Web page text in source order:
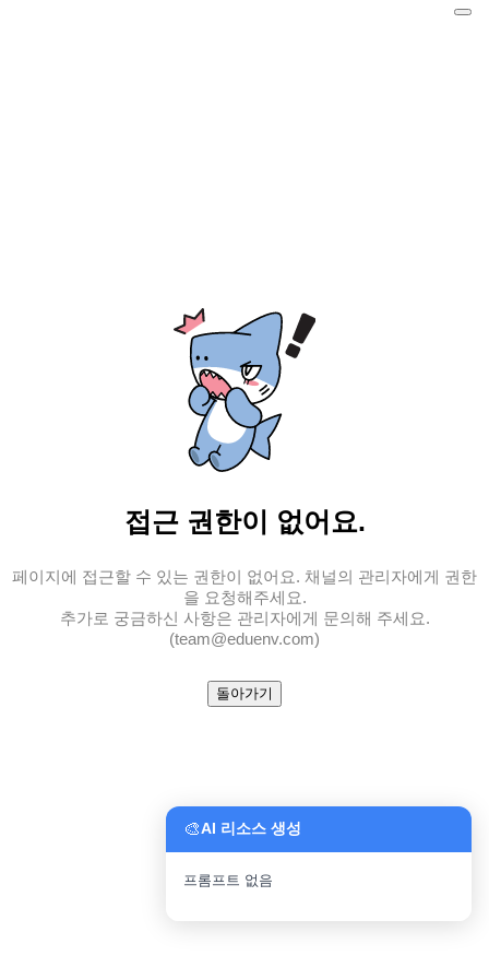
🎨AI 리소스 생성
프롬프트 없음
접근 권한이 없어요.
페이지에 접근할 수 있는 권한이 없어요. 채널의 관리자에게 권한
을 요청해주세요.
추가로 궁금하신 사항은 관리자에게 문의해 주세요.
(team@eduenv.com)
돌아가기